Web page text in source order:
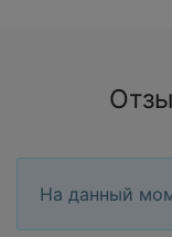
На данный